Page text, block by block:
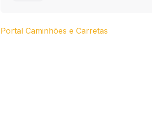
Portal Caminhões e Carretas